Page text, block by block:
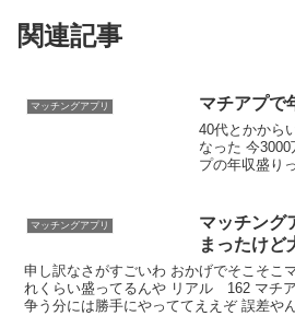
関連記事
マッチングアプリ マチアプで
40代とかから
なった 今
プの年収盛り
やつ多すぎて
高すぎると敬
マッチングアプリ
マッチング
まったけど
申し訳なさがすごいわ おかげでそこそこ
れくらい盛ってるんや リアル 162 マチ
争う分には勝手にやっててええぞ 誤差や